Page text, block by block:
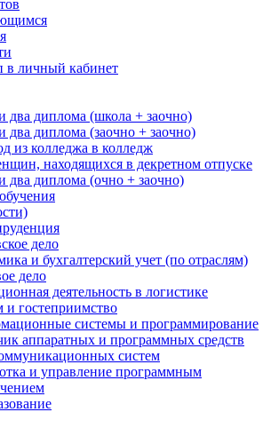
в личный кабинет
два диплома (школа + заочно)
два диплома (заочно + заочно)
из колледжа в колледж
находящихся в декретном отпуске
два диплома (очно + заочно)
дело
и бухгалтерский учет (по отраслям)
дело
деятельность в логистике
и гостеприимство
системы и программирование
аппаратных и программных средств
систем
и управление программным